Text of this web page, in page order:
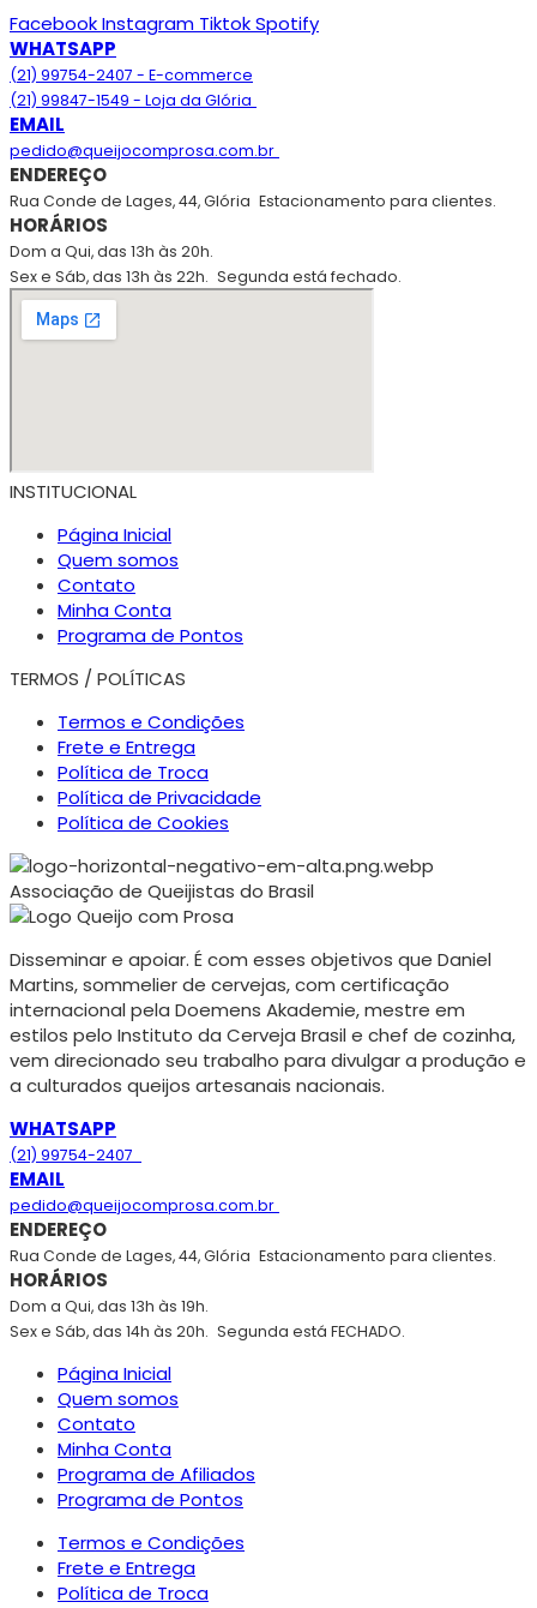
FacebookInstagram TiktokSpotify
WHATSAPP
(21) 99754-2407 - E-commerce
(21) 99847-1549 - Loja da Glória
EMAIL
pedido@queijocomprosa.com.br
ENDEREÇO
Rua Conde de Lages, 44, Glória Estacionamento para clientes.
HORÁRIOS
Dom a Qui, das 13h às 20h.
Sex e Sáb, das 13h às 22h. Segunda está fechado.
INSTITUCIONAL
Página Inicial
Quem somos
Contato
Minha Conta
Programa de Pontos
TERMOS / POLÍTICAS
Termos e Condições
Frete e Entrega
Política de Troca
Política de Privacidade
Política de Cookies
Associação de Queijistas do Brasil
Disseminar e apoiar. É com esses objetivos que Daniel
Martins, sommelier de cervejas, com certificação
internacional pela Doemens Akademie, mestre em
estilos pelo Instituto da Cerveja Brasil e chef de cozinha,
vem direcionado seu trabalho para divulgar a produção e
a culturados queijos artesanais nacionais.
WHATSAPP
(21) 99754-2407
EMAIL
pedido@queijocomprosa.com.br
ENDEREÇO
Rua Conde de Lages, 44, Glória Estacionamento para clientes.
HORÁRIOS
Dom a Qui, das 13h às 19h.
Sex e Sáb, das 14h às 20h. Segunda está FECHADO.
Página Inicial
Quem somos
Contato
Minha Conta
Programa de Afiliados
Programa de Pontos
Termos e Condições
Frete e Entrega
Política de Troca